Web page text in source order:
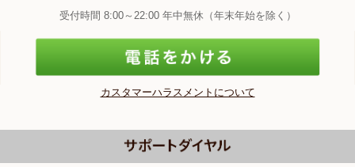
受付時間 8:00～22:00 年中無休（年末年始を除く）
カスタマーハラスメントについて